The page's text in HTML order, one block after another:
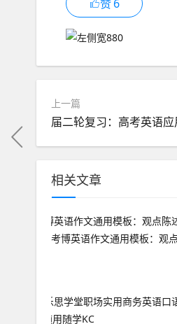
赞6
上一篇
届二轮复习：高考英语应
相关文章
考博英语作文通用模板：观